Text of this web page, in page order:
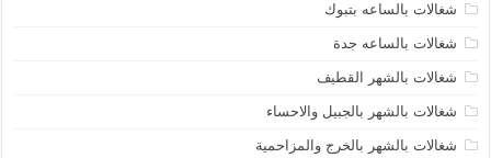
شغالات بالساعه بتبوك
شغالات بالساعه جدة
شغالات بالشهر القطيف
شغالات بالشهر بالجبيل والاحساء
شغالات بالشهر بالخرج والمزاحمية